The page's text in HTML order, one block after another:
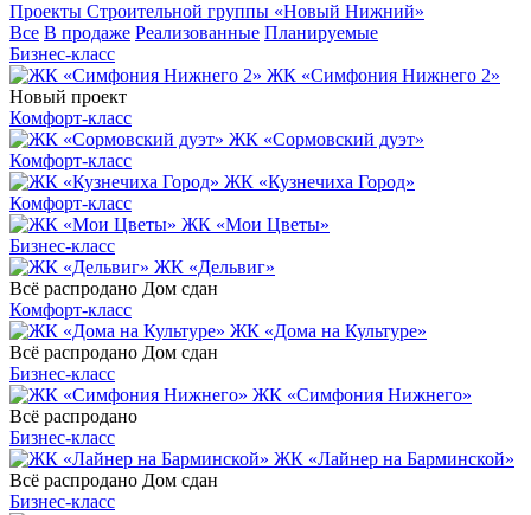
Проекты Строительной группы «Новый Нижний»
Все В продаже Реализованные Планируемые
Бизнес-класс
ЖК «Симфония Нижнего 2»
Новый проект
Комфорт-класс
ЖК «Сормовский дуэт»
Комфорт-класс
ЖК «Кузнечиха Город»
Комфорт-класс
ЖК «Мои Цветы»
Бизнес-класс
ЖК «Дельвиг»
Всё распродано Дом сдан
Комфорт-класс
ЖК «Дома на Культуре»
Всё распродано Дом сдан
Бизнес-класс
ЖК «Симфония Нижнего»
Всё распродано
Бизнес-класс
ЖК «Лайнер на Барминской»
Всё распродано Дом сдан
Бизнес-класс